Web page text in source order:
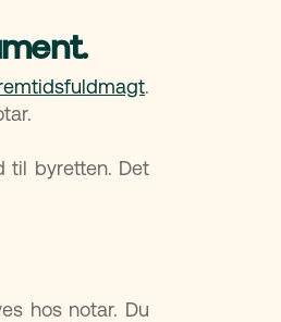
.
til byretten. Det
hos notar. Du